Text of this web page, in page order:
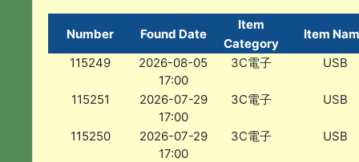
Number Found Date
Item
Category
Item
115249
2026-08-05
17:00
3C電子 USB
115251
2026-07-29
17:00
3C電子 USB
115250
2026-07-29
17:00
3C電子 USB